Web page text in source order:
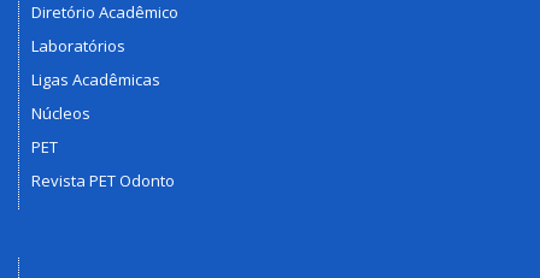
Diretório Acadêmico
Laboratórios
Ligas Acadêmicas
Núcleos
PET
Revista PET Odonto